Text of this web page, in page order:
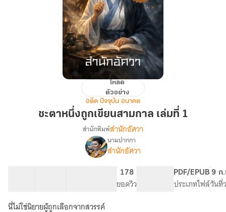
ชะตา
ถูก
โหลด
ตัวอย่าง
อดีต ปัจจุบัน อนาคต
ชะตาหนึ่งถูกเขียนสามกาล เล่มที่ 1
เรื่อง
ชะตา
หนึ่ง
ถูก
เขียน
สาม
สำนักพิมพ์สำนักอัศวา
นามปากกา
สำนักอัศวา
178
ยอดวิว
PDF/EPUB
ประเภทไฟล์
9 ก
วันที่
นี่ไม่ใช่นิยายผู้ถูกเลือกจากสวรรค์